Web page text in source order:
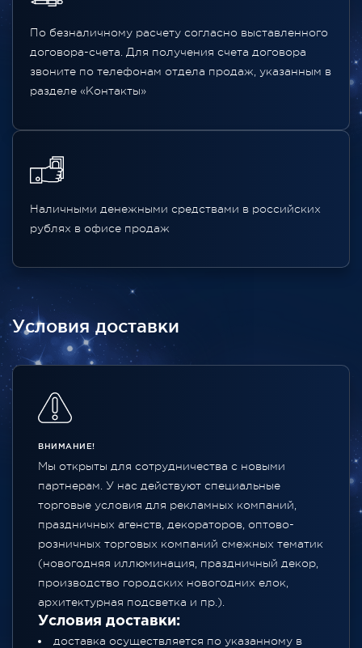
По безналичному расчету согласно выставленного
договора-счета. Для получения счета договора
звоните по телефонам отдела продаж, указанным в
разделе «Контакты»
Наличными денежными средствами в российских
рублях в офисе продаж
Условия доставки
ВНИМАНИЕ!
Мы открыты для сотрудничества с новыми
партнерам. У нас действуют специальные
торговые условия для рекламных компаний,
праздничных агенств, декораторов, оптово-
розничных торговых компаний смежных тематик
(новогодняя иллюминация, праздничный декор,
производство городских новогодних елок,
архитектурная подсветка и пр.).
Условия доставки:
доставка осуществляется по указанному в